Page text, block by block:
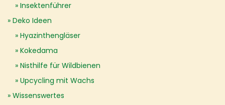
Insektenführer
Deko Ideen
Hyazinthengläser
Kokedama
Nisthilfe für Wildbienen
Upcycling mit Wachs
Wissenswertes